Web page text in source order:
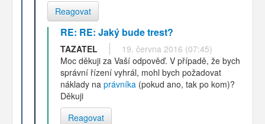
Reagovat
RE: RE: Jaký bude trest?
TAZATEL
19. června 2016 (07:45)
Moc děkuji za Vaší odpověď. V případě, že bych
správní řízení vyhrál, mohl bych požadovat
náklady na právníka (pokud ano, tak po kom)?
Děkuji
Reagovat